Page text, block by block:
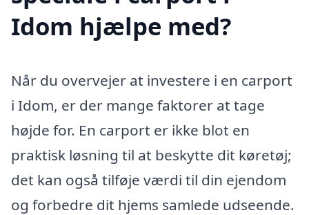
Idom hjælpe med?
Når du overvejer at investere i en carport
i Idom, er der mange faktorer at tage
højde for. En carport er ikke blot en
praktisk løsning til at beskytte dit køretøj;
det kan også tilføje værdi til din ejendom
og forbedre dit hjems samlede udseende.